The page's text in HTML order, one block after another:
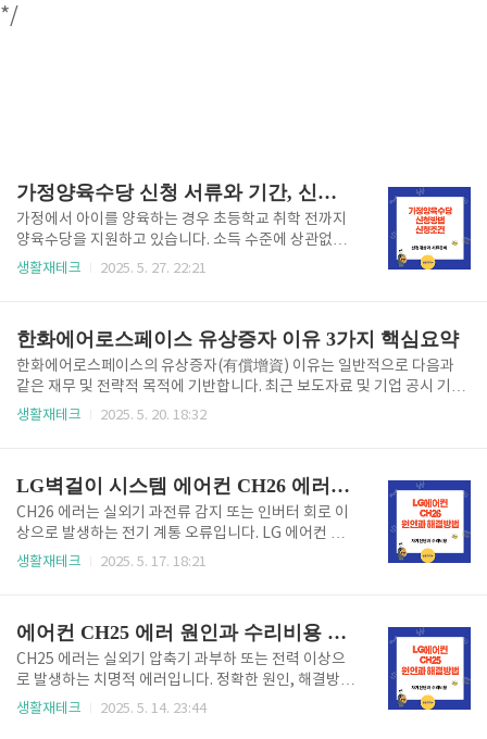
*/
가정양육수당 신청 서류와 기간, 신청방법 아동 보육 영유아 현금지급
가정에서 아이를 양육하는 경우 초등학교 취학 전까지
양육수당을 지원하고 있습니다. 소득 수준에 상관없이
월 최대 20만원까지 현금지급이 됩니다. 이번 시간엔
자료를 '한번에 다운로드" 받을수 있습니다. 보육사업
한번에 다운로드 ✅ 지원대상과 지급 금액 지원대상 가
정양육수당은 아동의 연령과 거주 지역, 장애 여부에 따
라 차등 지급됩니다. 일반 가정의 경우 월 10만 원이 지
급되며, 장애아동이나 농어촌 지역 아동에게는 그보다
생활재테크 2025. 5. 27. 22:21
한화에어로스페이스 유상증자 이유 3가지 핵심요약
한화에어로스페이스의 유상증자(有償增資) 이유는 일반적으로 다음과
같은 재무 및 전략적 목적에 기반합니다. 최근 보도자료 및 기업 공시 기준
(2024~2025년 추정), 다음과 같은 이유로 유상증자를 단행한 것으로 해
자금으로 계열사 인수자금을 조달방산 사업 포트폴리오 통합 → ‘종합 방
산 플랫폼 기업’으로 전환 가속화 ✅ 2. 신규 사업 투자 및 R&D 확대 미래
전략 산업인 우주·항공·방산 IT 융합 기술에 대한 R&D 자금 확보 목적도
포함됩니다.K9 자주포, 누리호, 인공위성 부품 등..
생활재테크 2025. 5. 20. 18:32
LG벽걸이 시스템 에어컨 CH26 에러코드 - 전기 계통 문제를 의심해봐야 합니다.
CH26 에러는 실외기 과전류 감지 또는 인버터 회로 이
상으로 발생하는 전기 계통 오류입니다. LG 에어컨 벽
걸이 시스템 에어컨 등 CH26에러코드의 원인, 해결방
서 과전류가 감지되었거나 인버터 회로에 이상이 발생
했을 때 표시되는 고장 코드입니다. CH26은 단순한 센
서 오류가 아니라, 에어컨의 전기 회로 또는 압축기 관
련 문제일 가능성이 크기 때문에 빠른 점검이 필요합니
다 빠르게 CH26 문제 해결하려면 아래 버튼을 클릭하
생활재테크 2025. 5. 17. 18:21
에어컨 CH25 에러 원인과 수리비용 지금 확인 안 하면 손해!
CH25 에러는 실외기 압축기 과부하 또는 전력 이상으
로 발생하는 치명적 에러입니다. 정확한 원인, 해결방
법, 수리비용, 수리업체 정보까지 지금 바로 확인하세
생활재테크 2025. 5. 14. 23:44